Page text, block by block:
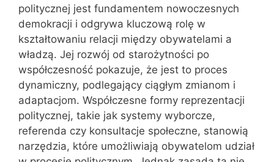
politycznej jest fundamentem nowoczesnych
demokracji i odgrywa kluczową rolę w
kształtowaniu relacji między obywatelami a
władzą. Jej rozwój od starożytności po
współczesność pokazuje, że jest to proces
dynamiczny, podlegający ciągłym zmianom i
adaptacjom. Współczesne formy reprezentacji
politycznej, takie jak systemy wyborcze,
referenda czy konsultacje społeczne, stanowią
narzędzia, które umożliwiają obywatelom udział